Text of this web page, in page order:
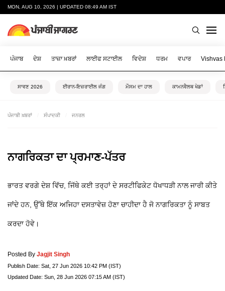
MON, AUG 10, 2026 | UPDATED 08:49 AM IST
ਪੰਜਾਬ ਦੇਸ਼ ਤਾਜ਼ਾ ਖ਼ਬਰਾਂ ਲਾਈਫ ਸਟਾਈਲ ਵਿਦੇਸ਼ ਧਰਮ ਵਪਾਰ Vishvas
ਸਾਵਣ 2026 ਈਰਾਨ-ਇਜ਼ਰਾਈਲ ਜੰਗ ਮੌਸਮ ਦਾ ਹਾਲ ਕਾਮਨਵੈਲਥ ਖੇਡਾਂ
ਪੰਜਾਬੀ ਖ਼ਬਰਾਂ ਸੰਪਾਦਕੀ ਜਨਰਲ
ਨਾਗਰਿਕਤਾ ਦਾ ਪ੍ਰਮਾਣ-ਪੱਤਰ
ਭਾਰਤ ਵਰਗੇ ਦੇਸ਼ ਵਿੱਚ, ਜਿੱਥੇ ਕਈ ਤਰ੍ਹਾਂ ਦੇ ਸਰਟੀਫਿਕੇਟ ਧੋਖਾਧੜੀ ਨਾਲ ਜਾਰੀ ਕੀਤੇ
ਜਾਂਦੇ ਹਨ, ਉੱਥੇ ਇੱਕ ਅਜਿਹਾ ਦਸਤਾਵੇਜ਼ ਹੋਣਾ ਚਾਹੀਦਾ ਹੈ ਜੋ ਨਾਗਰਿਕਤਾ ਨੂੰ ਸਾਬਤ
ਕਰਦਾ ਹੋਵੇ।
Posted By Jagjit Singh
Publish Date: Sat, 27 Jun 2026 10:42 PM (IST)
Updated Date: Sun, 28 Jun 2026 07:15 AM (IST)